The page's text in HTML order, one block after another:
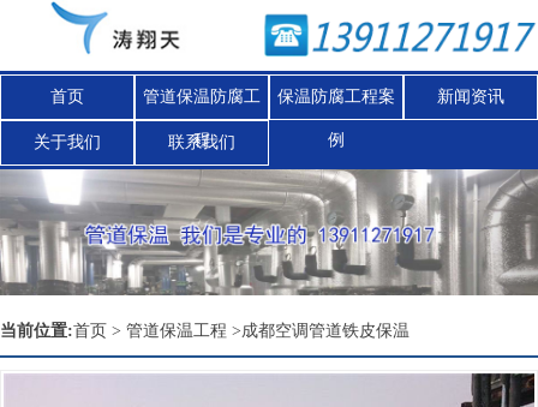
首页 管道保温防腐工
程
保温防腐工程案
例
新闻资讯
关于我们 联系我们
当前位置:首页 > 管道保温工程 >成都空调管道铁皮保温